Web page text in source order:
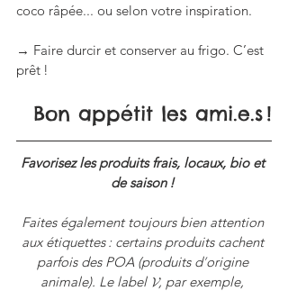
coco râpée... ou selon votre inspiration.
→ Faire durcir et conserver au frigo. C’est
prêt !
Bon appétit les ami.e.s !
Favorisez les produits frais, locaux, bio et
de saison !
Faites également toujours bien attention
aux étiquettes : certains produits cachent
parfois des POA (produits d’origine
animale). Le label 𝓥, par exemple,